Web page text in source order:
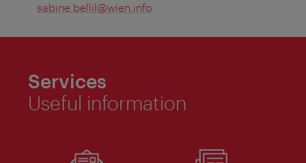
sabine.bellil@wien.info
Services
Useful information